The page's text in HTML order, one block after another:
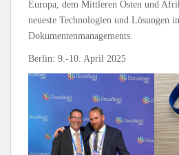
Europa, dem Mittleren Osten und
neueste Technologien und Lösungen
Dokumentenmanagements.
Berlin: 9.-10. April 2025